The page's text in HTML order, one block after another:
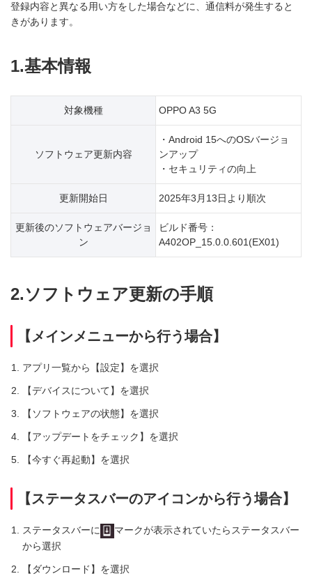
登録内容と異なる用い方をした場合などに、通信料が発生すると
きがあります。
1.基本情報
対象機種 OPPO A3 5G
ソフトウェア更新内容
・Android 15へのOSバージョ
ンアップ
・セキュリティの向上
更新開始日 2025年3月13日より順次
更新後のソフトウェアバージョ
ン
ビルド番号：
A402OP_15.0.0.601(EX01)
2.ソフトウェア更新の手順
【メインメニューから行う場合】
アプリ一覧から【設定】を選択
【デバイスについて】を選択
【ソフトウェアの状態】を選択
【アップデートをチェック】を選択
【今すぐ再起動】を選択
【ステータスバーのアイコンから行う場合】
ステータスバーに
マークが表示されていたらステータスバー
から選択
【ダウンロード】を選択